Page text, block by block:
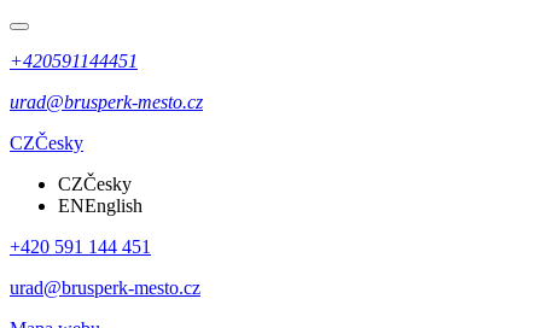
+420591144451
urad@brusperk-mesto.cz
CZČesky
CZČesky
ENEnglish
+420 591 144 451
urad@brusperk-mesto.cz